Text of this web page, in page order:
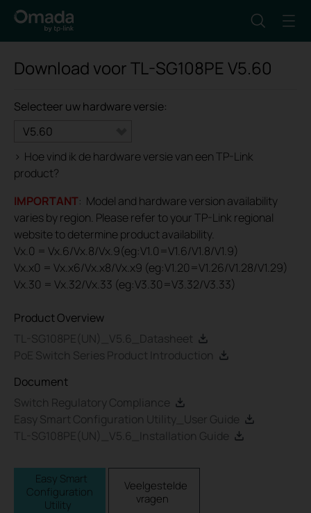
Download voorTL-SG108PE V5.60
Selecteer uw hardware versie:
V5.60
> Hoe vind ik de hardware versie van een TP-Link
product?
IMPORTANT: Model and hardware version availability
varies by region. Please refer to your TP-Link regional
website to determine product availability.
Vx.0 = Vx.6/Vx.8/Vx.9(eg:V1.0=V1.6/V1.8/V1.9)
Vx.x0 = Vx.x6/Vx.x8/Vx.x9 (eg:V1.20=V1.26/V1.28/V1.29)
Vx.30 = Vx.32/Vx.33 (eg:V3.30=V3.32/V3.33)
Product Overview
TL-SG108PE(UN)_V5.6_Datasheet
PoE Switch Series Product Introduction
Document
Switch Regulatory Compliance
Easy Smart Configuration Utility_User Guide
TL-SG108PE(UN)_V5.6_Installation Guide
Easy Smart
Configuration
Utility
Veelgestelde
vragen